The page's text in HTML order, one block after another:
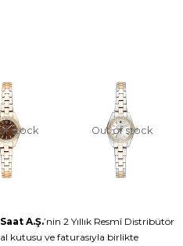
stock Out of stock
A.Ş.’nin 2 Yıllık Resmî Distribütör
kutusu ve faturasıyla birlikte